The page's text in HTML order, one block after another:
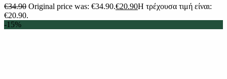
€34.90 Original price was: €34.90.€20.90Η τρέχουσα τιμή είναι:
€20.90.
-15%